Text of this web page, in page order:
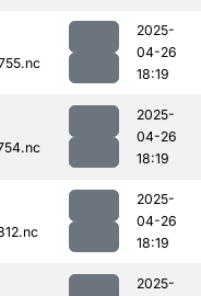
2025-
04-26
18:19
2025-
04-26
18:19
2025-
04-26
18:19
2025-